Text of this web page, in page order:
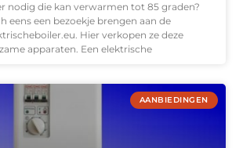
nodig die kan verwarmen tot 85 graden?
eens een bezoekje brengen aan de
Hier verkopen ze deze
apparaten. Een elektrische
AANBIEDINGEN